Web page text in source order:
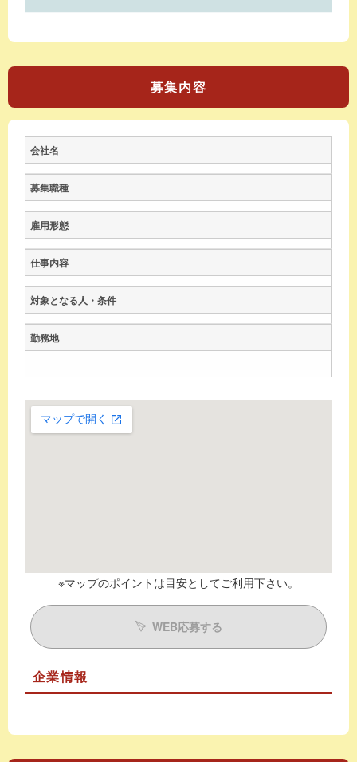
募集内容
会社名
募集職種
雇用形態
仕事内容
対象となる人・条件
勤務地
※マップのポイントは目安としてご利用下さい。
WEB応募する
企業情報